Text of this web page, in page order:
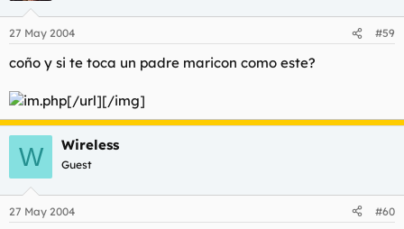
27 May 2004 #59
coño y si te toca un padre maricon como este?
[/url][/img]
W Wireless
Guest
27 May 2004 #60